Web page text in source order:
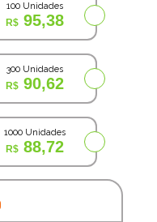
100 Unidades
95,38
300 Unidades
90,62
1000 Unidades
88,72